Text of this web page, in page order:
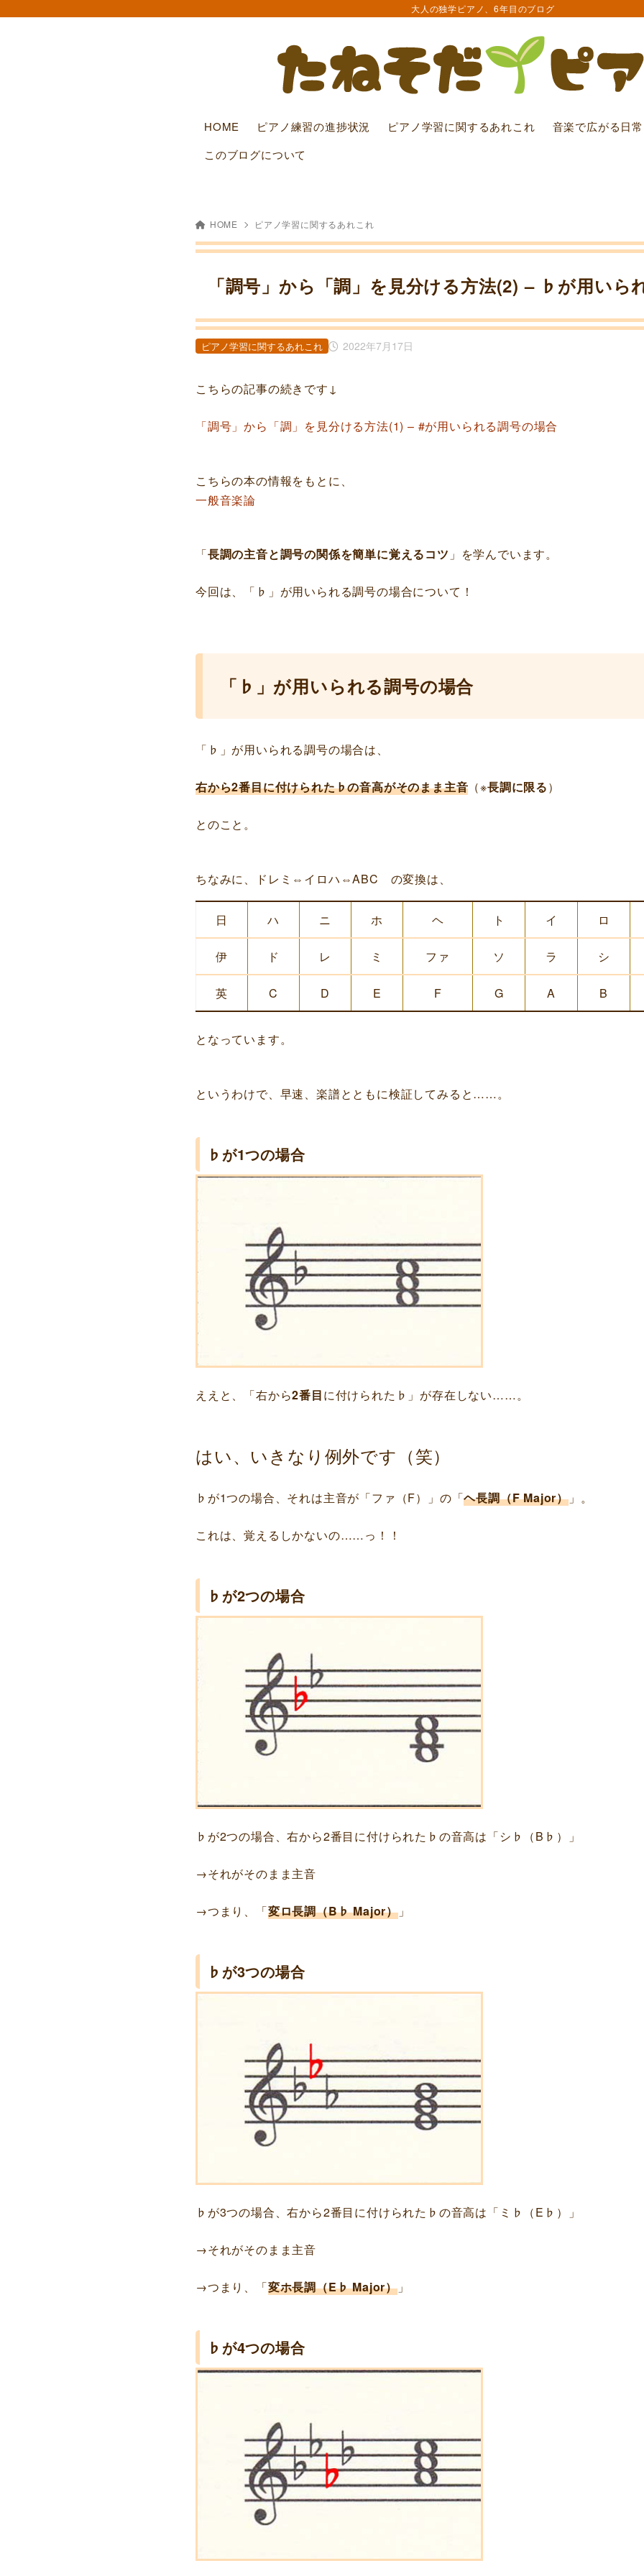
大人の独学ピアノ、6年目のブログ
HOME ピアノ練習の進捗状況 ピアノ学習に関するあれこれ
音楽で広がる日常
このブログについて
HOME ピアノ学習に関するあれこれ
「調号」から「調」を見分ける方法(2) – ♭が用いら
2022年7月17日
ピアノ学習に関するあれこれ
こちらの記事の続きです↓
「調号」から「調」を見分ける方法(1) – #が用いられる調号の場合
こちらの本の情報をもとに、
一般音楽論
「長調の主音と調号の関係を簡単に覚えるコツ 」を学んでいます。
今回は、「♭」が用いられる調号の場合について！
「♭」が用いられる調号の場合
「♭」が用いられる調号の場合は、
右から2番目に付けられた♭の音高がそのまま主音 （※長調に限る）
とのこと。
ちなみに、ドレミ⇔イロハ⇔ABC の変換は、
日 ハ ニ ホ ヘ ト イ ロ
伊 ド レ ミ ファ ソ ラ シ
英 C D E F G A B
となっています。
というわけで、早速、楽譜とともに検証してみると……。
♭が1つの場合
ええと、「右から2番目に付けられた♭」が存在しない……。
はい、いきなり例外です（笑）
♭が1つの場合、それは主音が「ファ（F）」の「ヘ長調（F Major） 」。
これは、覚えるしかないの……っ！！
♭が2つの場合
♭が2つの場合、右から2番目に付けられた♭の音高は「シ♭（B♭）」
→それがそのまま主音
→つまり、「変ロ長調（B♭ Major） 」
♭が3つの場合
♭が3つの場合、右から2番目に付けられた♭の音高は「ミ♭（E♭）」
→それがそのまま主音
→つまり、「変ホ長調（E♭ Major） 」
♭が4つの場合